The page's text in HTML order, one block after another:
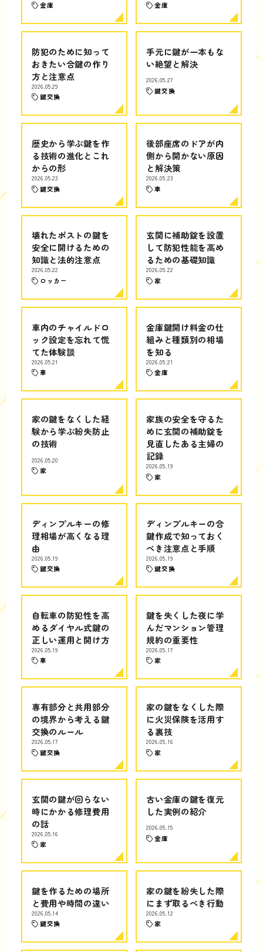
金庫 金庫
防犯のために知って
おきたい合鍵の作り
方と注意点
2026.05.29
鍵交換
手元に鍵が一本もな
い絶望と解決
2026.05.27
鍵交換
歴史から学ぶ鍵を作
る技術の進化とこれ
からの形
2026.05.23
鍵交換
後部座席のドアが内
側から開かない原因
と解決策
2026.05.23
車
壊れたポストの鍵を
安全に開けるための
知識と法的注意点
2026.05.22
ロッカー
玄関に補助錠を設置
して防犯性能を高め
るための基礎知識
2026.05.22
家
車内のチャイルドロ
ック設定を忘れて慌
てた体験談
2026.05.21
車
金庫鍵開け料金の仕
組みと種類別の相場
を知る
2026.05.21
金庫
家の鍵をなくした経
験から学ぶ紛失防止
の技術
2026.05.20
家
家族の安全を守るた
めに玄関の補助錠を
見直したある主婦の
記録
2026.05.19
家
ディンプルキーの修
理相場が高くなる理
由
2026.05.19
鍵交換
ディンプルキーの合
鍵作成で知っておく
べき注意点と手順
2026.05.19
鍵交換
自転車の防犯性を高
めるダイヤル式鍵の
正しい運用と開け方
2026.05.19
車
鍵を失くした夜に学
んだマンション管理
規約の重要性
2026.05.17
家
専有部分と共用部分
の境界から考える鍵
交換のルール
2026.05.17
鍵交換
家の鍵をなくした際
に火災保険を活用す
る裏技
2026.05.16
家
玄関の鍵が回らない
時にかかる修理費用
の話
2026.05.16
家
古い金庫の鍵を復元
した実例の紹介
2026.05.15
金庫
鍵を作るための場所
と費用や時間の違い
2026.05.14
鍵交換
家の鍵を紛失した際
にまず取るべき行動
2026.05.12
家